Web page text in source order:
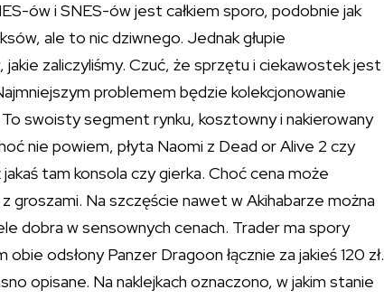
ów i SNES-ów jest całkiem sporo, podobnie jak
ale to nic dziwnego. Jednak głupie
zaliczyliśmy. Czuć, że sprzętu i ciekawostek jest
problemem będzie kolekcjonowanie
swoisty segment rynku, kosztowny i nakierowany
nie powiem, płyta Naomi z Dead or Alive 2 czy
tam konsola czy gierka. Choć cena może
Na szczęście nawet w Akihabarze można
dobra w sensownych cenach. Trader ma spory
odsłony Panzer Dragoon łącznie za jakieś 120 zł.
opisane. Na naklejkach oznaczono, w jakim stanie